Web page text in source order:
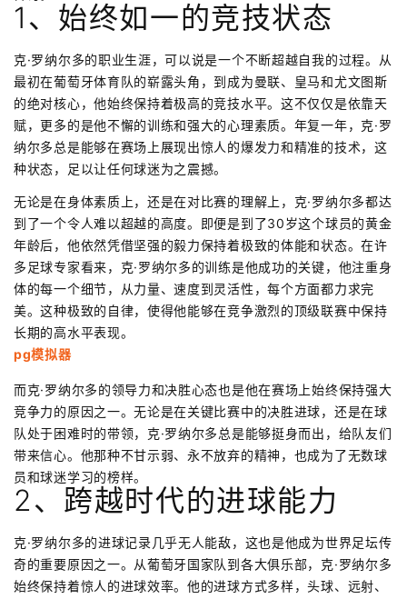
1、始终如一的竞技状态
克·罗纳尔多的职业生涯，可以说是一个不断超越自我的过程。从
最初在葡萄牙体育队的崭露头角，到成为曼联、皇马和尤文图斯
的绝对核心，他始终保持着极高的竞技水平。这不仅仅是依靠天
赋，更多的是他不懈的训练和强大的心理素质。年复一年，克·罗
纳尔多总是能够在赛场上展现出惊人的爆发力和精准的技术，这
种状态，足以让任何球迷为之震撼。
无论是在身体素质上，还是在对比赛的理解上，克·罗纳尔多都达
到了一个令人难以超越的高度。即便是到了30岁这个球员的黄金
年龄后，他依然凭借坚强的毅力保持着极致的体能和状态。在许
多足球专家看来，克·罗纳尔多的训练是他成功的关键，他注重身
体的每一个细节，从力量、速度到灵活性，每个方面都力求完
美。这种极致的自律，使得他能够在竞争激烈的顶级联赛中保持
长期的高水平表现。
pg模拟器
而克·罗纳尔多的领导力和决胜心态也是他在赛场上始终保持强大
竞争力的原因之一。无论是在关键比赛中的决胜进球，还是在球
队处于困难时的带领，克·罗纳尔多总是能够挺身而出，给队友们
带来信心。他那种不甘示弱、永不放弃的精神，也成为了无数球
员和球迷学习的榜样。
2、跨越时代的进球能力
克·罗纳尔多的进球记录几乎无人能敌，这也是他成为世界足坛传
奇的重要原因之一。从葡萄牙国家队到各大俱乐部，克·罗纳尔多
始终保持着惊人的进球效率。他的进球方式多样，头球、远射、